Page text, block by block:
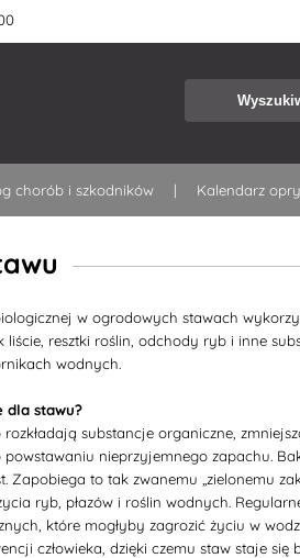
chorób i szkodników Kalendarz
w ogrodowych stawach
resztki roślin, odchody ryb i inne
wodnych.
dla stawu?
substancje organiczne,
nieprzyjemnego zapachu.
Zapobiega to tak zwanemu „zielonemu
ryb, płazów i roślin wodnych.
które mogłyby zagrozić życiu w
człowieka, dzięki czemu staw staje